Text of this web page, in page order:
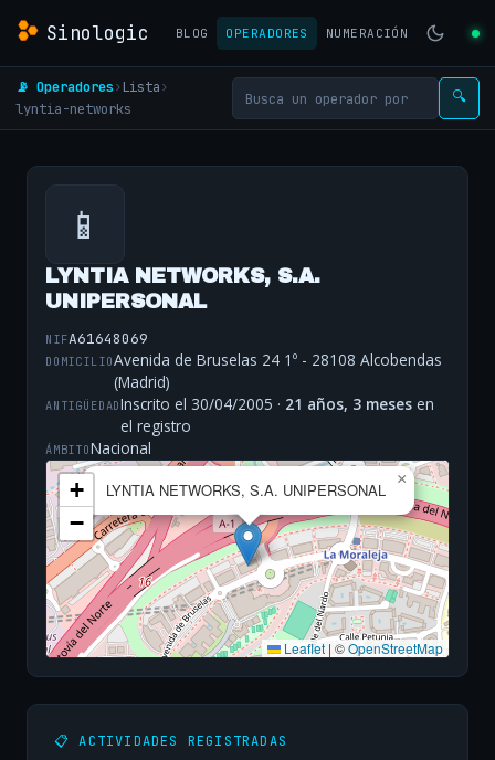
Sinologic BLOG OPERADORES NUMERACIÓN
📡 Operadores› Lista›
lyntia-networks
🔍
📱
LYNTIA NETWORKS, S.A.
UNIPERSONAL
NIFA61648069
DOMICILIOAvenida de Bruselas 24 1º - 28108 Alcobendas
(Madrid)
ANTIGÜEDADInscrito el 30/04/2005 · 21 años, 3 meses en
el registro
ÁMBITONacional
LYNTIA NETWORKS, S.A. UNIPERSONAL
×
+
−
Leaflet | ©OpenStreetMap
📋 ACTIVIDADES REGISTRADAS